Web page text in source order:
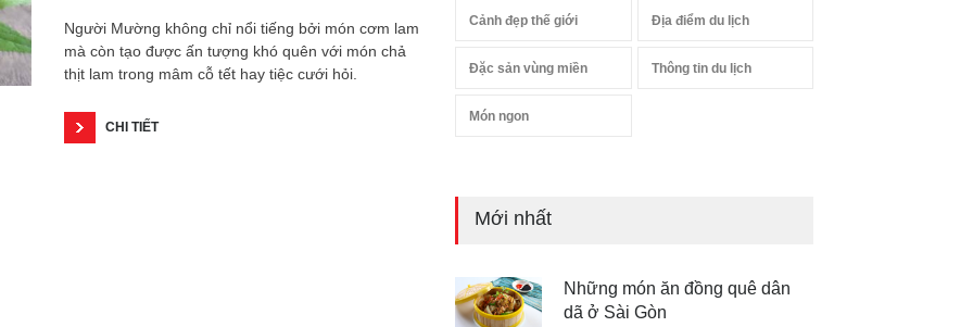
Người Mường không chỉ nổi tiếng bởi món cơm lam
mà còn tạo được ấn tượng khó quên với món chả
thịt lam trong mâm cỗ tết hay tiệc cưới hỏi.
CHI TIẾT
Cảnh đẹp thế giới Địa điểm du lịch
Đặc sản vùng miền Thông tin du lịch
Món ngon
Mới nhất
Những món ăn đồng quê dân
dã ở Sài Gòn